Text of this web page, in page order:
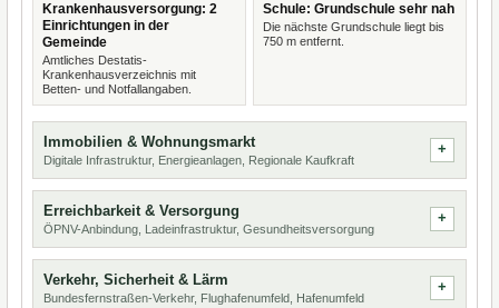
Krankenhausversorgung: 2
Einrichtungen in der
Gemeinde
Amtliches Destatis-
Krankenhausverzeichnis mit
Betten- und Notfallangaben.
Schule: Grundschule sehr nah
Die nächste Grundschule liegt bis
750 m entfernt.
Immobilien & Wohnungsmarkt
Digitale Infrastruktur, Energieanlagen, Regionale Kaufkraft
Erreichbarkeit & Versorgung
ÖPNV-Anbindung, Ladeinfrastruktur, Gesundheitsversorgung
Verkehr, Sicherheit & Lärm
Bundesfernstraßen-Verkehr, Flughafenumfeld, Hafenumfeld